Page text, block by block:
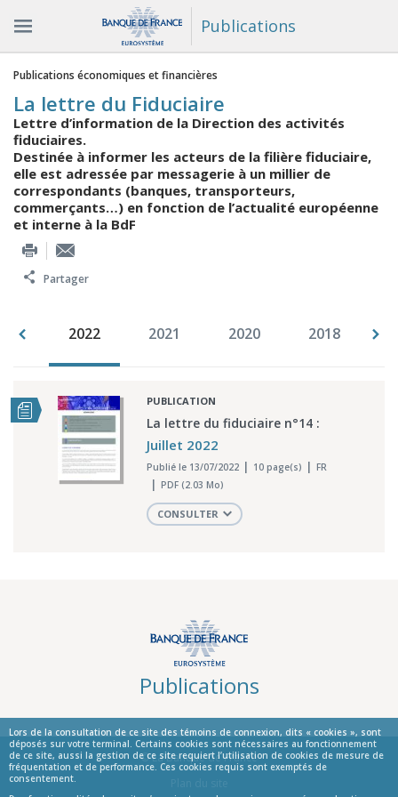
Lors de la consultation de ce site des témoins de connexion, dits « cookies », sont
déposés sur votre terminal. Certains cookies sont nécessaires au fonctionnement
de ce site, aussi la gestion de ce site requiert l’utilisation de cookies de mesure de
fréquentation et de performance. Ces cookies requis sont exemptés de
consentement.
Publications
Vous êtes ici
Publications économiques et financières
La lettre du Fiduciaire
Lettre d’information de la Direction des activités
fiduciaires.
Destinée à informer les acteurs de la filière fiduciaire,
elle est adressée par messagerie à un millier de
correspondants (banques, transporteurs,
commerçants…) en fonction de l’actualité européenne
et interne à la BdF
Partager
2022 2021 2020 2018
PUBLICATION
La lettre du fiduciaire n°14 :
Juillet 2022
Publié le 13/07/2022 10 page(s)
FR
PDF (2.03 Mo)
CONSULTER
Publications
© La Banque de France
Informations